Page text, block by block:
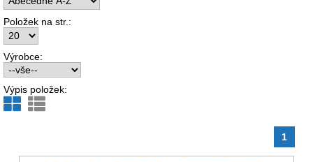
Položek na str.:
Výrobce:
Výpis položek:
1